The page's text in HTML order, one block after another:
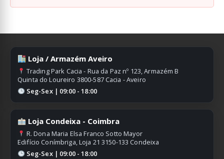
Loja / Armazém Aveiro
Trading Park Cacia - Rua da Paz nº 123, Armazém B
Quinta do Loureiro 3800-587 Cacia - Aveiro
Seg-Sex | 09:00 - 18:00
Loja Condeixa - Coimbra
R. Dona Maria Elsa Franco Sotto Mayor
Edifício Conímbriga, Loja 21 3150-133 Condeixa
Seg-Sex | 09:00 - 18:00